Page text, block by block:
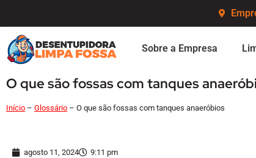
Sobre a Empresa
O que são fossas com tanques
Início – Glossário – O que são fossas com tanques anaeróbios
agosto 11, 2024 9:11 pm